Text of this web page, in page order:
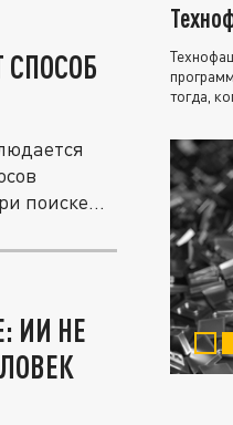
СПОСОБ
поиске...
ИИ НЕ
тогда,